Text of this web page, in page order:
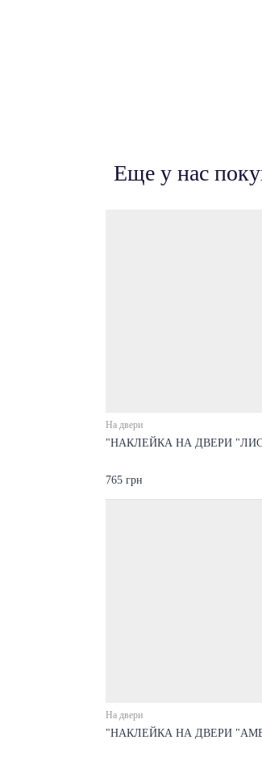
Еще у нас
На двери
"НАКЛЕЙКА НА ДВЕРИ
765 грн
На двери
"НАКЛЕЙКА НА ДВЕРИ